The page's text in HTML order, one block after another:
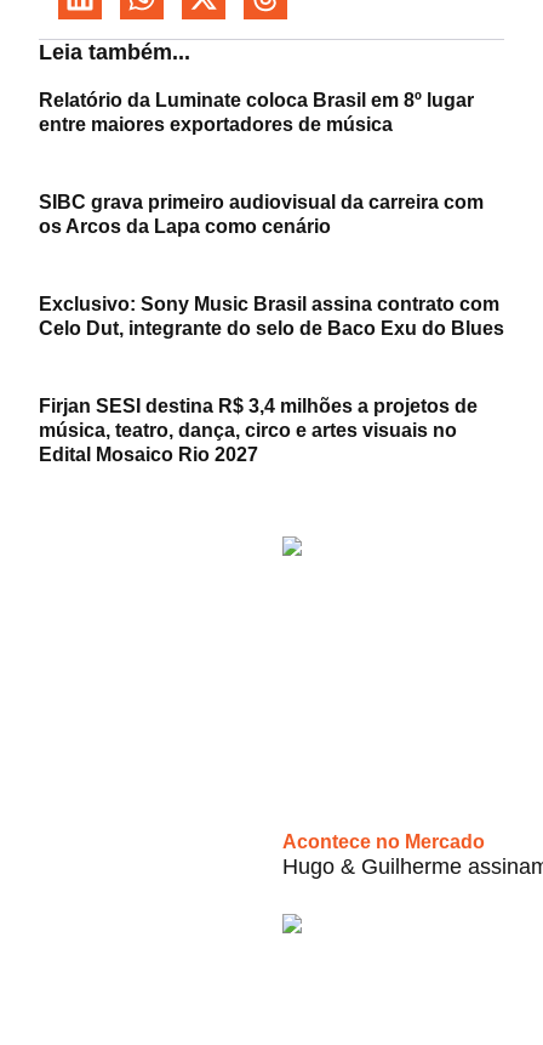
Leia também...
Relatório da Luminate coloca Brasil em 8º lugar
entre maiores exportadores de música
SIBC grava primeiro audiovisual da carreira com
os Arcos da Lapa como cenário
Exclusivo: Sony Music Brasil assina contrato com
Celo Dut, integrante do selo de Baco Exu do Blues
Firjan SESI destina R$ 3,4 milhões a projetos de
música, teatro, dança, circo e artes visuais no
Edital Mosaico Rio 2027
Acontece no Mercado
Hugo & Guilherme